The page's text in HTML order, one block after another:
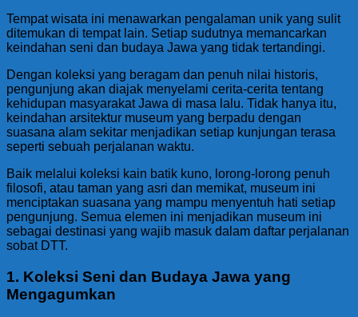
Tempat wisata ini menawarkan pengalaman unik yang sulit
ditemukan di tempat lain. Setiap sudutnya memancarkan
keindahan seni dan budaya Jawa yang tidak tertandingi.
Dengan koleksi yang beragam dan penuh nilai historis,
pengunjung akan diajak menyelami cerita-cerita tentang
kehidupan masyarakat Jawa di masa lalu. Tidak hanya itu,
keindahan arsitektur museum yang berpadu dengan
suasana alam sekitar menjadikan setiap kunjungan terasa
seperti sebuah perjalanan waktu.
Baik melalui koleksi kain batik kuno, lorong-lorong penuh
filosofi, atau taman yang asri dan memikat, museum ini
menciptakan suasana yang mampu menyentuh hati setiap
pengunjung. Semua elemen ini menjadikan museum ini
sebagai destinasi yang wajib masuk dalam daftar perjalanan
sobat DTT.
1. Koleksi Seni dan Budaya Jawa yang
Mengagumkan